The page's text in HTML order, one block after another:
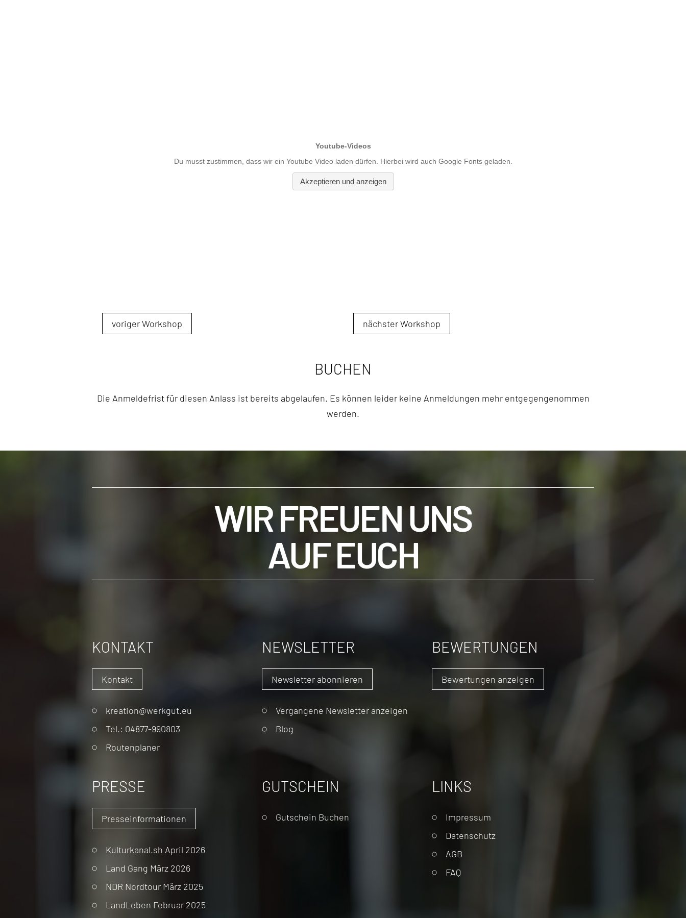
voriger Workshop nächster Workshop
BUCHEN
Die Anmeldefrist für diesen Anlass ist bereits abgelaufen. Es können leider keine Anmeldungen mehr entgegengenommen
werden.
WIR FREUEN UNS
AUF EUCH
KONTAKT
Kontakt
Navigation
überspringen
kreation@werkgut.eu
Tel.: 04877-990803
Routenplaner
NEWSLETTER
Newsletter abonnieren
Vergangene Newsletter anzeigen
Blog
BEWERTUNGEN
Bewertungen anzeigen
PRESSE
Presseinformationen
Kulturkanal.sh April 2026
Land Gang März 2026
NDR Nordtour März 2025
LandLeben Februar 2025
GUTSCHEIN
Gutschein Buchen
LINKS
Navigation
überspringen
Impressum
Datenschutz
AGB
FAQ